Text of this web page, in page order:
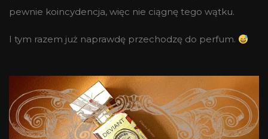
pewnie koincydencja, więc nie ciągnę tego wątku.
I tym razem już naprawdę przechodzę do perfum.